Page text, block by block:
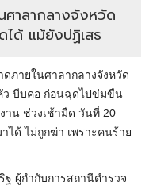
ศาลากลางจังหวัด
ด้ แม้ยังปฏิเสธ
ภายในศาลากลางจังหวัด
ว บีบคอ ก่อนฉุดไปข่มขืน
าน ช่วงเช้ามืด วันที่ 20
ได้ ไม่ถูกฆ่า เพราะคนร้าย
ฐ ผู้กำกับการสถานีตำรวจ